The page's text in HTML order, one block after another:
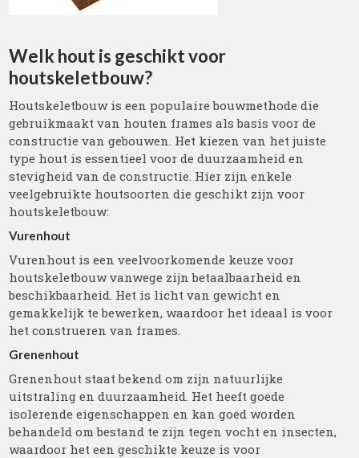
Welk hout is geschikt voor
houtskeletbouw?
Houtskeletbouw is een populaire bouwmethode die
gebruikmaakt van houten frames als basis voor de
constructie van gebouwen. Het kiezen van het juiste
type hout is essentieel voor de duurzaamheid en
stevigheid van de constructie. Hier zijn enkele
veelgebruikte houtsoorten die geschikt zijn voor
houtskeletbouw:
Vurenhout
Vurenhout is een veelvoorkomende keuze voor
houtskeletbouw vanwege zijn betaalbaarheid en
beschikbaarheid. Het is licht van gewicht en
gemakkelijk te bewerken, waardoor het ideaal is voor
het construeren van frames.
Grenenhout
Grenenhout staat bekend om zijn natuurlijke
uitstraling en duurzaamheid. Het heeft goede
isolerende eigenschappen en kan goed worden
behandeld om bestand te zijn tegen vocht en insecten,
waardoor het een geschikte keuze is voor